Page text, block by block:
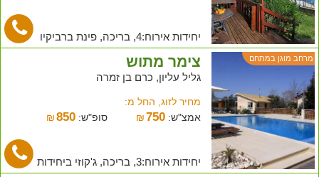
יחידות אירוח:4, בריכה, פינת ברביקיו
מרחב מוגן במתחם צימר מתוש
גליל עליון, כרם בן זמרה
מחיר לזוג, החל מ:
אמצ"ש:
₪750 סופ"ש: ₪ 850
יחידות אירוח:3, בריכה, ג'קוזי ביחידות